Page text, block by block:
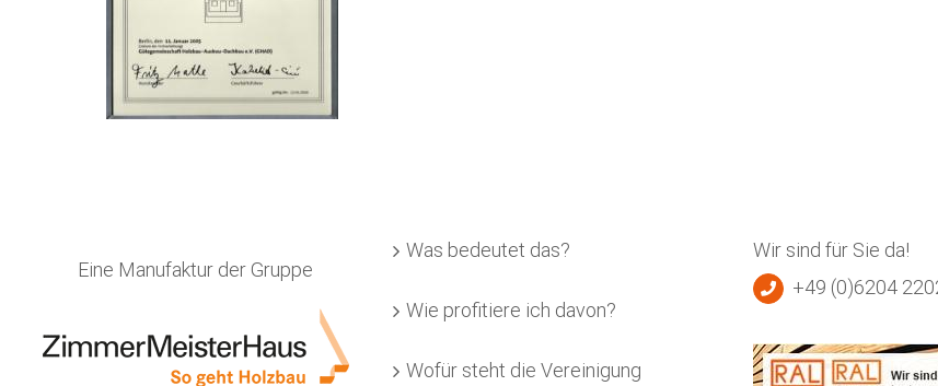
Eine Manufaktur der Gruppe
Was bedeutet das?
Wie profitiere ich davon?
Wofür steht die Vereinigung
Wir sind für Sie da!
+49 (0)6204